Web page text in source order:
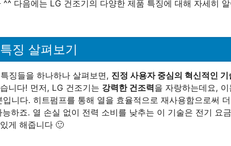
다음에는 LG 건조기의 다양한 제품 특징에 대해 자세히
징 살펴보기
징들을 하나하나 살펴보면, 진정 사용자 중심의 혁신적인 기
니다! 먼저, LG 건조기는 강력한 건조력을 자랑하는데요, 이
입니다. 히트펌프를 통해 열을 효율적으로 재사용함으로써 더
능하죠. 열 손실 없이 전력 소비를 낮추는 이 기술은 전기 요
게 해줍니다 🙂